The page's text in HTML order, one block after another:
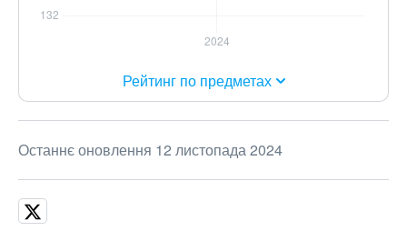
Рейтинг по предметах
Останнє оновлення 12 листопада 2024